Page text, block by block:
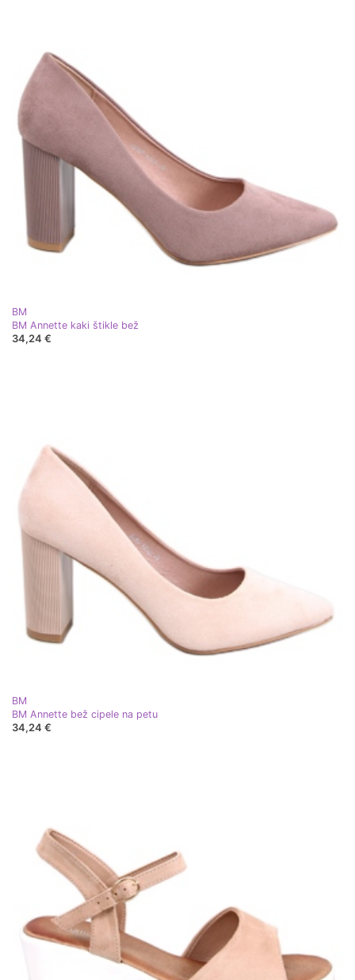
BM
BM Annette kaki štikle bež
34,24 €
BM
BM Annette bež cipele na petu
34,24 €